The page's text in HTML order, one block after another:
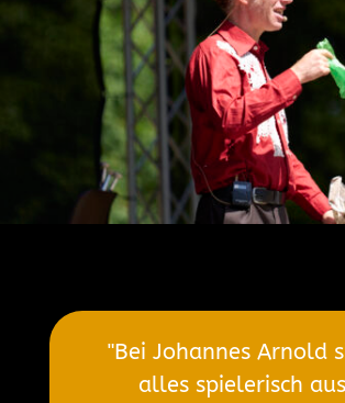
"Bei Johannes Arnold
alles spielerisch